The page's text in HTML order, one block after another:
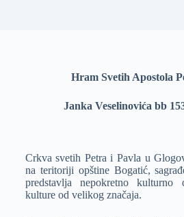
Hram Svetih Apostola
Janka Veselinovića bb
Crkva svetih Petra i Pavla u
na teritoriji opštine Bogatić,
predstavlja nepokretno kulturno
kulture od velikog značaja.